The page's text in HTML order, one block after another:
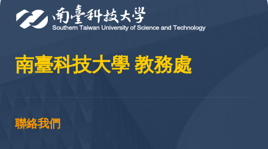
南臺科技大學 教務處
聯絡我們